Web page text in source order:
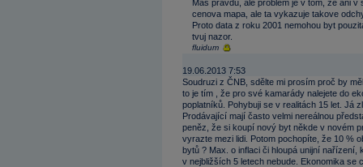
Mas pravdu, ale problem je v tom, ze ani
cenova mapa, ale ta vykazuje takove
Proto data z roku 2001 nemohou byt
tvuj nazor.
fluidum
19.06.2013 7:53
Soudruzi z ČNB, sdělte mi prosím proč by
to je tím , že pro své kamarády nalejete do
poplatníků. Pohybuji se v realitách 15 let. Já
Prodávající mají často velmi nereálnou
peněz, že si koupí nový byt někde v novém
vyrazte mezi lidi. Potom pochopíte, že 10 %
bytů ? Max. o inflaci či hloupá unijní
v nejbližších 5 letech nebude. Ekonomika